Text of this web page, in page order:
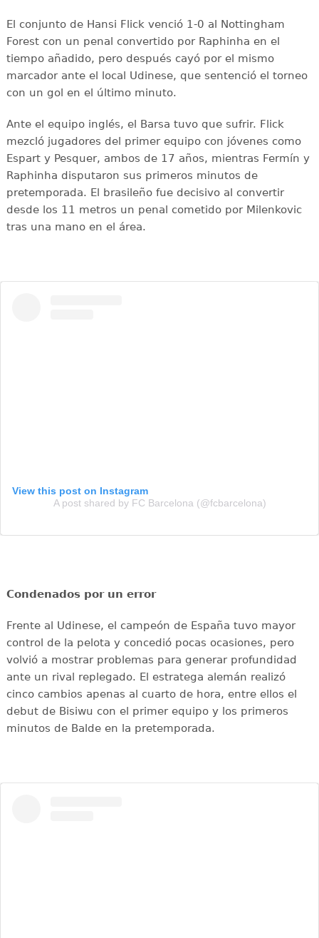
El conjunto de Hansi Flick venció 1-0 al Nottingham
Forest con un penal convertido por Raphinha en el
tiempo añadido, pero después cayó por el mismo
marcador ante el local Udinese, que sentenció el torneo
con un gol en el último minuto.
Ante el equipo inglés, el Barsa tuvo que sufrir. Flick
mezcló jugadores del primer equipo con jóvenes como
Espart y Pesquer, ambos de 17 años, mientras Fermín y
Raphinha disputaron sus primeros minutos de
pretemporada. El brasileño fue decisivo al convertir
desde los 11 metros un penal cometido por Milenkovic
tras una mano en el área.
View this post on Instagram
A post shared by FC Barcelona (@fcbarcelona)
Condenados por un error
Frente al Udinese, el campeón de España tuvo mayor
control de la pelota y concedió pocas ocasiones, pero
volvió a mostrar problemas para generar profundidad
ante un rival replegado. El estratega alemán realizó
cinco cambios apenas al cuarto de hora, entre ellos el
debut de Bisiwu con el primer equipo y los primeros
minutos de Balde en la pretemporada.